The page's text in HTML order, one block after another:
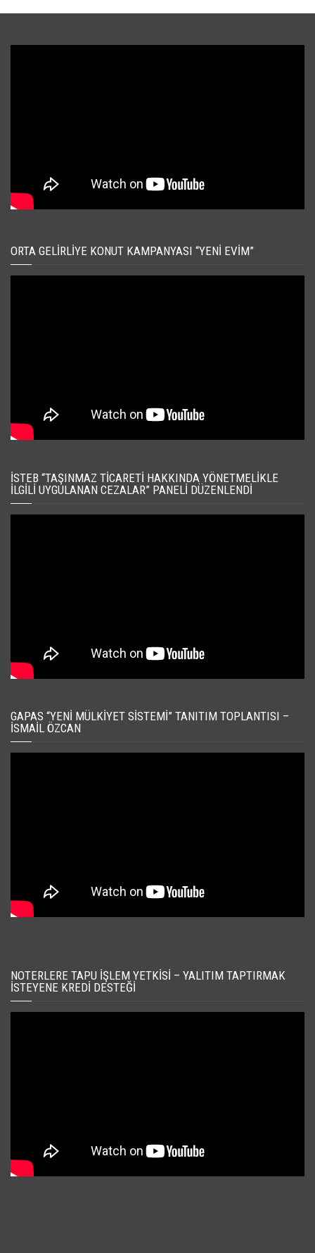
ORTA GELIRLIYE KONUT KAMPANYASI “YENI EVIM”
İSTEB “TAŞINMAZ TICARETI HAKKINDA YÖNETMELIKLE
İLGILI UYGULANAN CEZALAR” PANELI DÜZENLENDI
GAPAS “YENI MÜLKIYET SISTEMI” TANITIM TOPLANTISI –
İSMAIL ÖZCAN
NOTERLERE TAPU İŞLEM YETKISI – YALITIM TAPTIRMAK
İSTEYENE KREDI DESTEĞI